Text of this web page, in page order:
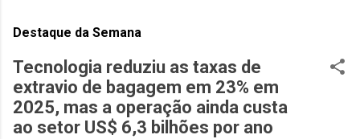
Destaque da Semana
Tecnologia reduziu as taxas de
extravio de bagagem em 23% em
2025, mas a operação ainda custa
ao setor US$ 6,3 bilhões por ano